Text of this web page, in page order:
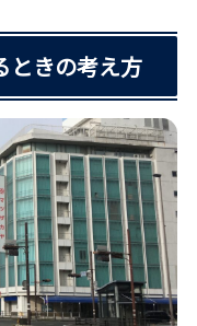
ときの考え方